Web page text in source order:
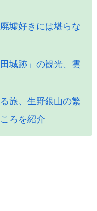
墟好きには堪らな
城跡」の観光、雲
旅、生野銀山の繁
ろを紹介